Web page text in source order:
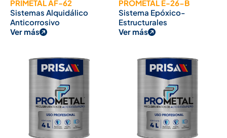
PRIMETAL AF-62
Sistemas Alquidálico
Anticorrosivo
Ver más
PROMETAL E-26-B
Sistema Epóxico-
Estructurales
Ver más